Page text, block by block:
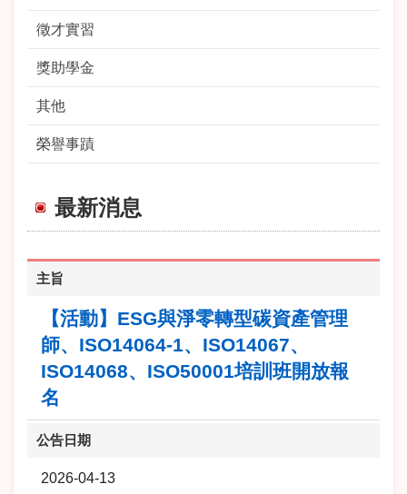
徵才實習
獎助學金
其他
榮譽事蹟
最新消息
主旨
【活動】ESG與淨零轉型碳資產管理
師、ISO14064-1、ISO14067、
ISO14068、ISO50001培訓班開放報
名
公告日期
2026-04-13